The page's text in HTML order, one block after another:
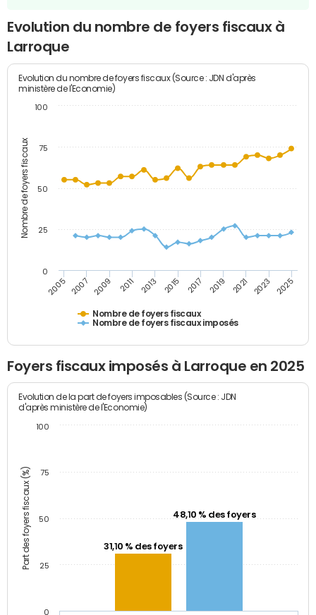
Evolution du nombre de foyers fiscaux à
Larroque
Nombre de foyers fiscaux
Evolution du nombre de foyers fiscaux (Source : JDN d'après
ministère de l'Economie)
Nombre de foyers fiscaux
Nombre de foyers fiscaux imposés
2005 2007 2009 2011 2013 2015 2017 2019 2021 2023 2025
0
25
50
75
100
Foyers fiscaux imposés à Larroque en 2025
Part des foyers fiscaux (%)
Evolution de la part de foyers imposables (Source : JDN
d'après ministère de l'Economie)
31,10 % des foyers
48,10 % des foyers
0
25
50
75
100